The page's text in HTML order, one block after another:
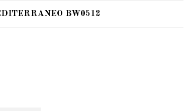
BW0512